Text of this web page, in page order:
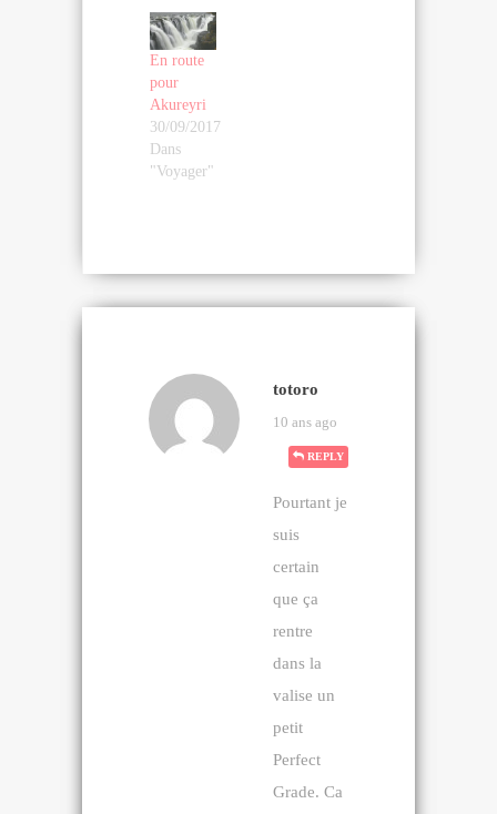
En route
pour
Akureyri
30/09/2017
Dans
"Voyager"
totoro
10 ans ago
REPLY
Pourtant je
suis
certain
que ça
rentre
dans la
valise un
petit
Perfect
Grade. Ca